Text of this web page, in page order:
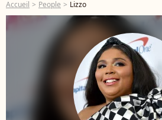
Accueil People Lizzo